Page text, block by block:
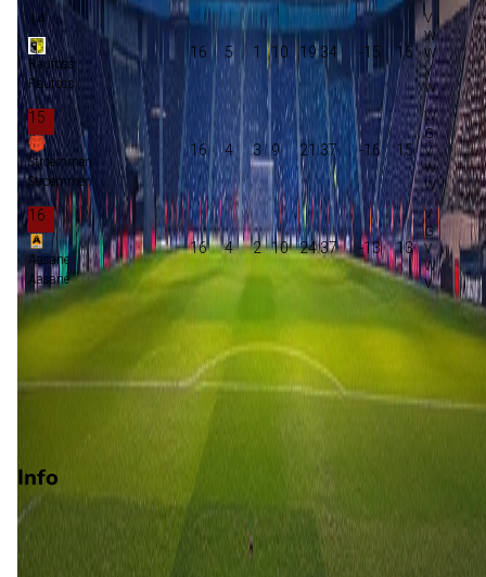
14
Raufoss
Raufoss
16 5 1 10 19:34 -15 16
15
Stroemmen
Stroemmen
16 4 3 9 21:37 -16 15
16
Aasane
Aasane
16 4 2 10 24:37 -13 13
Promotie
Play-offs degradatie
Info
Op 1 november 2026 gaat Hoedd de strijd aan met Bryne. De
wedstrijd wordt afgetrapt om 16:00 en wordt gespeeld in de
Norway 2.